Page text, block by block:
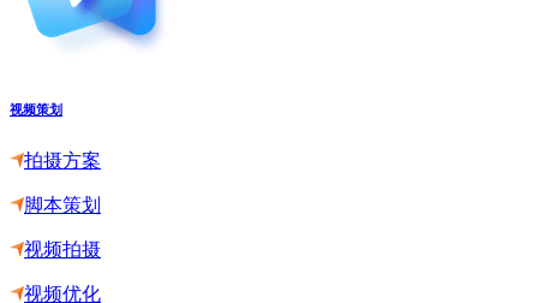
视频策划
拍摄方案
脚本策划
视频拍摄
视频优化